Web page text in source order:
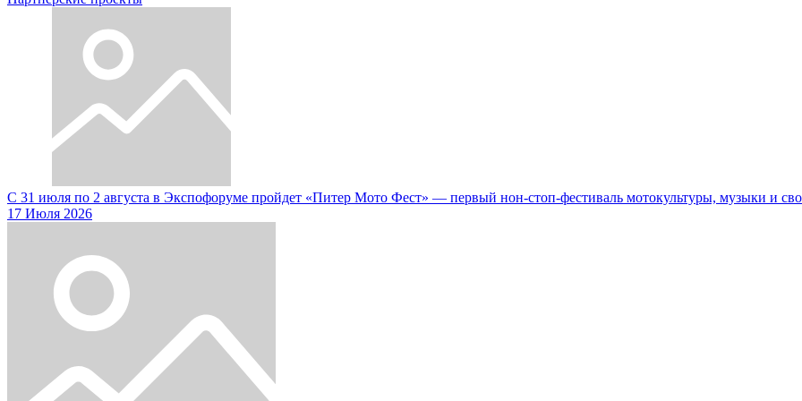
С 31 июля по 2 августа в Экспофоруме пройдет «Питер Мото Фест» — первый нон-стоп-фестиваль мотокультуры, музыки и
17 Июля 2026